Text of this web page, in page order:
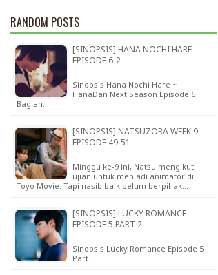
RANDOM POSTS
[SINOPSIS] HANA NOCHI HARE
EPISODE 6-2
Sinopsis Hana Nochi Hare ~
HanaDan Next Season Episode 6
Bagian…
[SINOPSIS] NATSUZORA WEEK 9:
EPISODE 49-51
Minggu ke-9 ini, Natsu mengikuti
ujian untuk menjadi animator di
Toyo Movie. Tapi nasib baik belum berpihak…
[SINOPSIS] LUCKY ROMANCE
EPISODE 5 PART 2
Sinopsis Lucky Romance Episode 5
Part…